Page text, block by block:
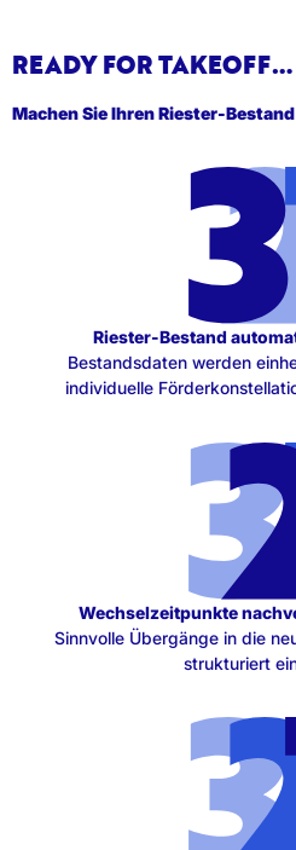
READY FOR TAKEOFF…
Machen Sie Ihren Riester-
Riester-Bestand
Bestandsdaten werden
individuelle
Wechselzeitpunkte
Sinnvolle Übergänge in die
strukturiert